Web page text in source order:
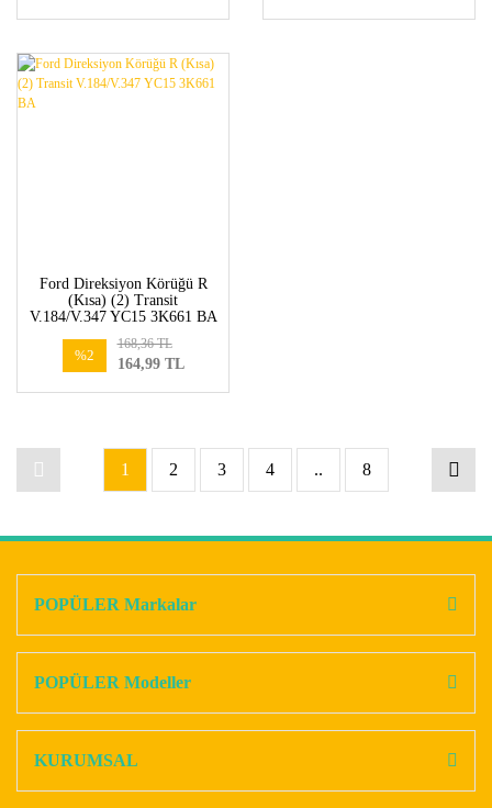
Ford Direksiyon Körüğü R
(Kısa) (2) Transit
V.184/V.347 YC15 3K661 BA
%2
164,99 TL
168,36 TL
1 2 3 4 .. 8
POPÜLER Markalar
POPÜLER Modeller
KURUMSAL